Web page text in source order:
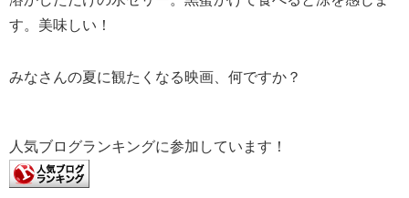
す。美味しい！
みなさんの夏に観たくなる映画、何ですか？
人気ブログランキングに参加しています！